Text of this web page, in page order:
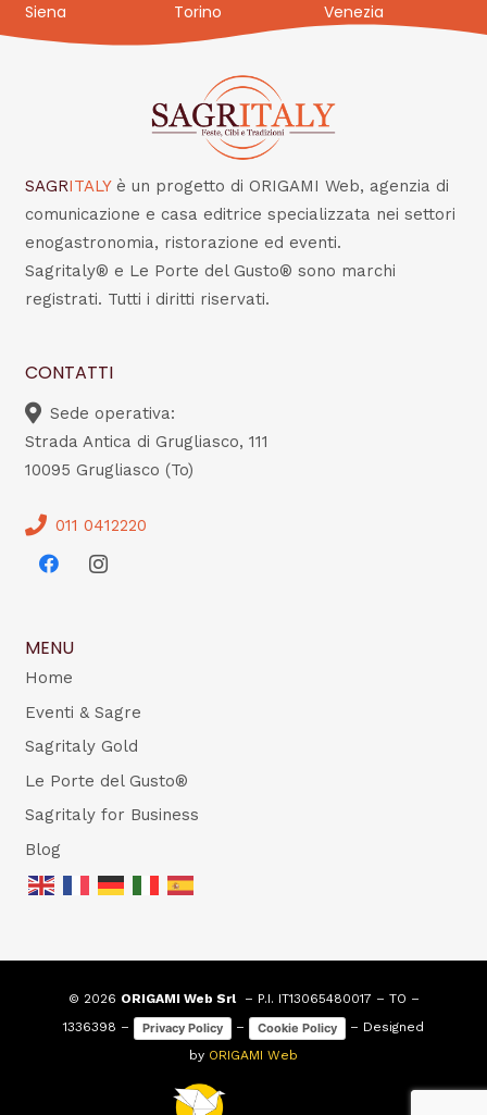
Siena
Torino Venezia
SAGRITALY è un progetto di ORIGAMI Web, agenzia di
comunicazione e casa editrice specializzata nei settori
enogastronomia, ristorazione ed eventi.
Sagritaly® e Le Porte del Gusto® sono marchi
registrati. Tutti i diritti riservati.
CONTATTI
Sede operativa:
Strada Antica di Grugliasco, 111
10095 Grugliasco (To)
011 0412220
MENU
Home
Eventi & Sagre
Sagritaly Gold
Le Porte del Gusto®
Sagritaly for Business
Blog
© 2026 ORIGAMI Web Srl– P.I. IT13065480017 – TO –
1336398 –
Privacy Policy – Cookie Policy
– Designed
by ORIGAMI Web